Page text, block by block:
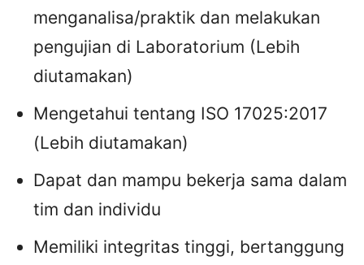
menganalisa/praktik dan melakukan
pengujian di Laboratorium (Lebih
diutamakan)
Mengetahui tentang ISO 17025:2017
(Lebih diutamakan)
Dapat dan mampu bekerja sama dalam
tim dan individu
Memiliki integritas tinggi, bertanggung